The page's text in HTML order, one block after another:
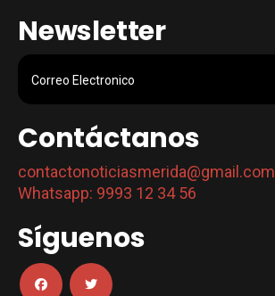
Newsletter
Contáctanos
contactonoticiasmerida@gmail.com
Whatsapp: 9993 12 34 56
Síguenos